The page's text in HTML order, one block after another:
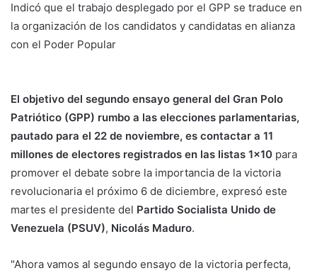
Indicó que el trabajo desplegado por el GPP se traduce en
la organización de los candidatos y candidatas en alianza
con el Poder Popular
El objetivo del segundo ensayo general del Gran Polo
Patriótico (GPP) rumbo a las elecciones parlamentarias,
pautado para el 22 de noviembre, es contactar a 11
millones de electores registrados en las listas 1×10 para
promover el debate sobre la importancia de la victoria
revolucionaria el próximo 6 de diciembre, expresó este
martes el presidente del Partido Socialista Unido de
Venezuela (PSUV), Nicolás Maduro.
"Ahora vamos al segundo ensayo de la victoria perfecta,